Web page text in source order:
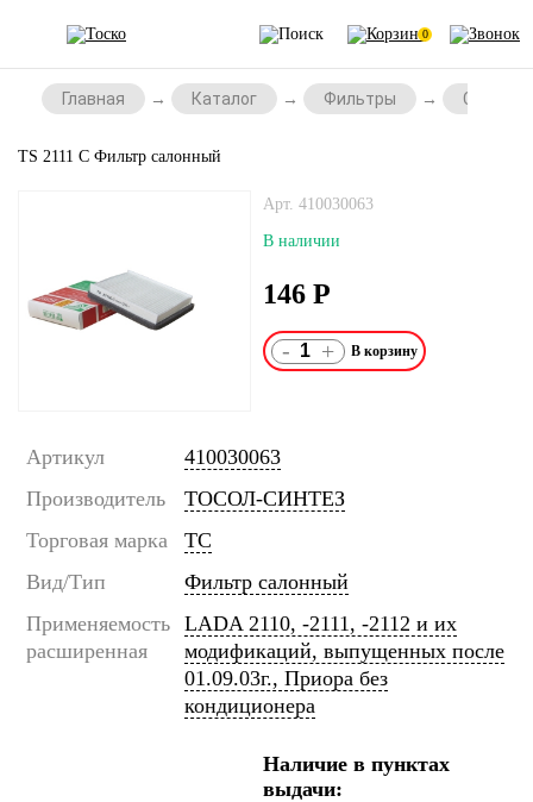
0
Главная Каталог Фильтры
TS 2111 С Фильтр салонный
Арт. 410030063
В наличии
146 Р
- +
Артикул
410030063
Производитель
ТОСОЛ-СИНТЕЗ
Торговая марка
ТС
Вид/Тип
Фильтр салонный
Применяемость
расширенная
LADA 2110, -2111, -2112 и их
модификаций, выпущенных после
01.09.03г., Приора без
кондиционера
Наличие в пунктах
выдачи: